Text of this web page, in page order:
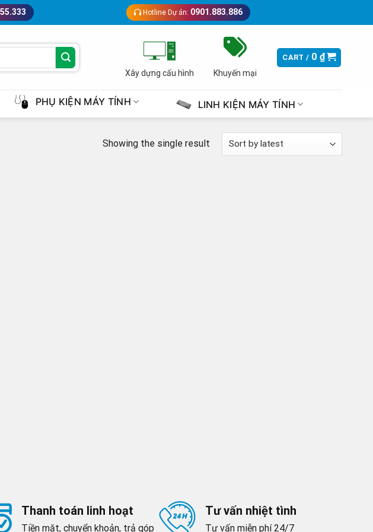
Hotline Dự án: 0901.883.886
Xây dựng cấu hình Khuyến mại
CART / 0 ₫
PHỤ KIỆN MÁY TÍNH LINH KIỆN MÁY TÍNH
Showing the single result
Thanh toán linh hoạt
Tiền mặt, chuyển khoản, trả góp
Tư vấn nhiệt tình
Tư vấn miễn phí 24/7